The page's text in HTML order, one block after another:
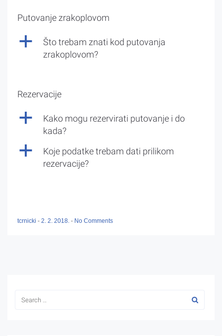
Putovanje zrakoplovom
a
Što trebam znati kod putovanja
zrakoplovom?
Rezervacije
a
Kako mogu rezervirati putovanje i do
kada?
a
Koje podatke trebam dati prilikom
rezervacije?
tcrnicki - 2. 2. 2018. - No Comments